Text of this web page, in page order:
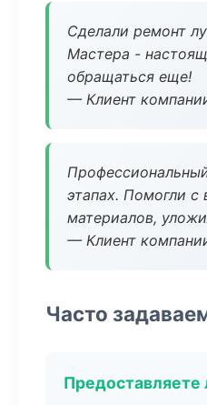
Сделали ремонт
Мастера -
обращаться еще!
— Клиент
этапах. Помогли
материалов,
— Клиент
Часто
Предоставляете